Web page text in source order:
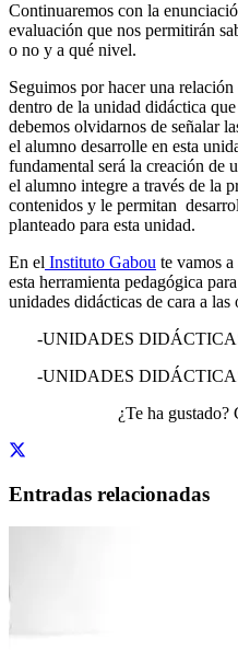
Continuaremos con la
evaluación que nos permitirán
o no y a qué nivel.
Seguimos por hacer una
dentro de la unidad didáctica
debemos olvidarnos de señalar
el alumno desarrolle en esta
fundamental será la creación de
el alumno integre a través de la
contenidos y le permitan
planteado para esta unidad.
En el Instituto Gabou te vamos
esta herramienta pedagógica
unidades didácticas de cara a las
-UNIDADES
-UNIDADES
¿Te ha gustado?
Entradas relacionadas